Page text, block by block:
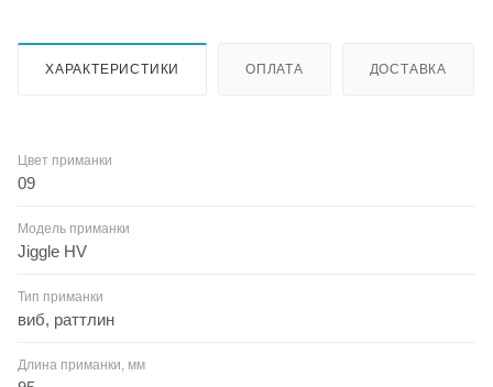
ХАРАКТЕРИСТИКИ ОПЛАТА ДОСТАВКА
Цвет приманки
09
Модель приманки
Jiggle HV
Тип приманки
виб, раттлин
Длина приманки, мм